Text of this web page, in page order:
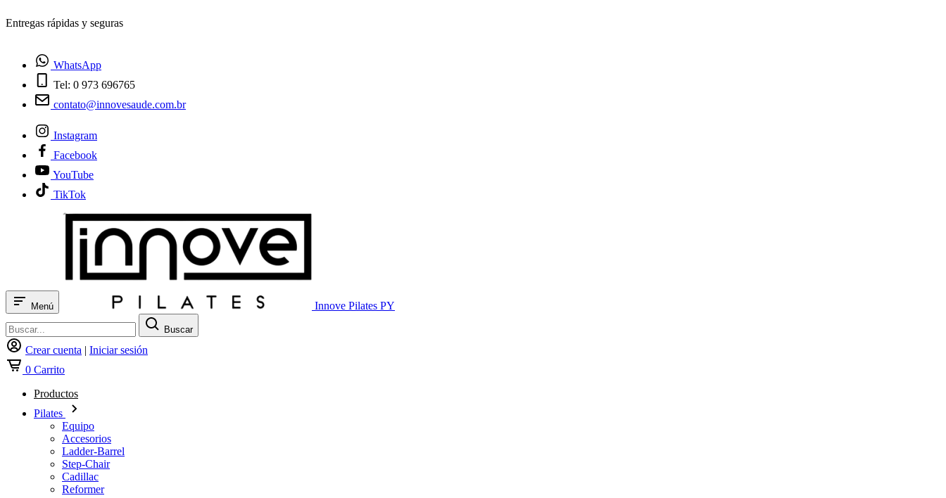
¿Tienes dudas? Habla con nosotros
WhatsApp
Tel: 0 973 696765
contato@innovesaude.com.br
Instagram
Facebook
YouTube
TikTok
Menú Innove Pilates PY
Buscar
Crear cuenta | Iniciar sesión
0 Carrito
Productos
Pilates
Equipo
Accesorios
Ladder-Barrel
Step-Chair
Cadillac
Reformer